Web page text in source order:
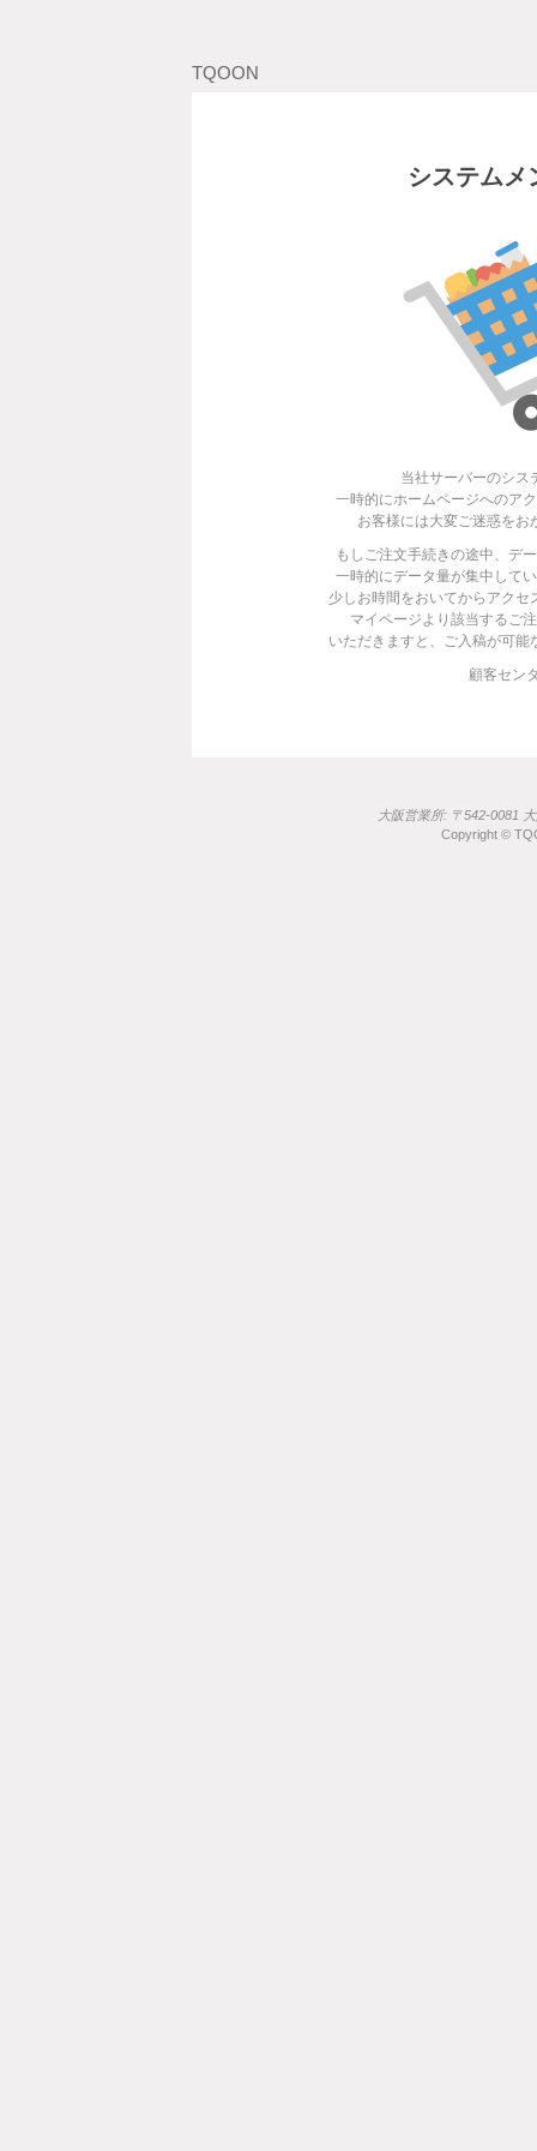
TQOON
システムメ
当社サーバーのシス
一時的にホームページへのア
お客様には大変ご迷惑を
もしご注文手続きの途中、デ
一時的にデータ量が集中して
少しお時間をおいてからアク
マイページより該当するご
いただきますと、ご入稿が可
顧客セン
大阪営業所: 〒542-0081
Copyright ©